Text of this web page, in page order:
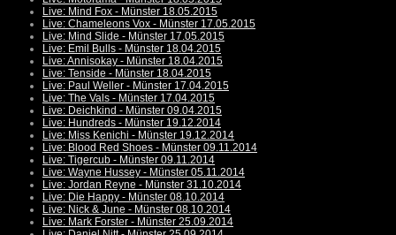
Live: Mind Fox - Münster 18.05.2015
Live: Chameleons Vox - Münster 17.05.2015
Live: Mind Slide - Münster 17.05.2015
Live: Emil Bulls - Münster 18.04.2015
Live: Annisokay - Münster 18.04.2015
Live: Tenside - Münster 18.04.2015
Live: Paul Weller - Münster 17.04.2015
Live: The Vals - Münster 17.04.2015
Live: Deichkind - Münster 09.04.2015
Live: Hundreds - Münster 19.12.2014
Live: Miss Kenichi - Münster 19.12.2014
Live: Blood Red Shoes - Münster 09.11.2014
Live: Tigercub - Münster 09.11.2014
Live: Wayne Hussey - Münster 05.11.2014
Live: Jordan Reyne - Münster 31.10.2014
Live: Die Happy - Münster 08.10.2014
Live: Nick & June - Münster 08.10.2014
Live: Mark Forster - Münster 25.09.2014